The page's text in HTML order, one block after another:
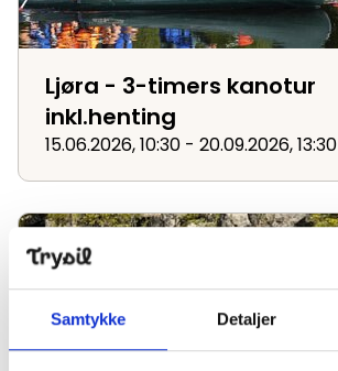
Samtykke Detaljer
Ljøra - 3-timers kanotur
inkl.henting
15.06.2026, 10:30 - 20.09.2026, 13:30
Canyoning